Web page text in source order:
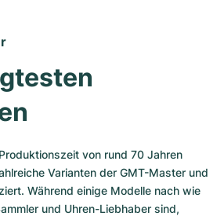
von rund 70 Jahren
Varianten der GMT-Master und
Während einige Modelle nach wie
und Uhren-Liebhaber sind,